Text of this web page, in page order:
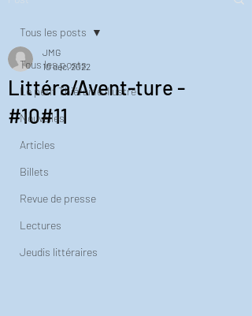
Tous les posts
Le petit Thiéfaine illustré
Nouvelles
Articles
Billets
Revue de presse
Lectures
Jeudis littéraires
Tous les posts
Littéra/Avent-ture -
#10#11
JMG
10 déc. 2022